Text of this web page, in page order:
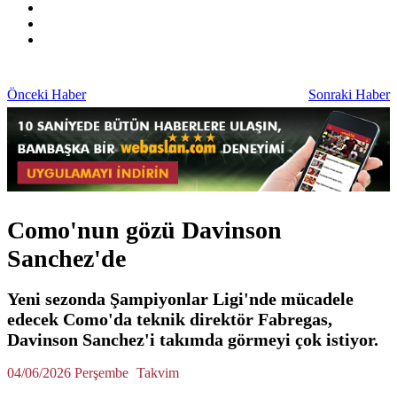
Önceki Haber Sonraki Haber
Como'nun gözü Davinson
Sanchez'de
Yeni sezonda Şampiyonlar Ligi'nde mücadele
edecek Como'da teknik direktör Fabregas,
Davinson Sanchez'i takımda görmeyi çok istiyor.
04/06/2026 Perşembe Takvim